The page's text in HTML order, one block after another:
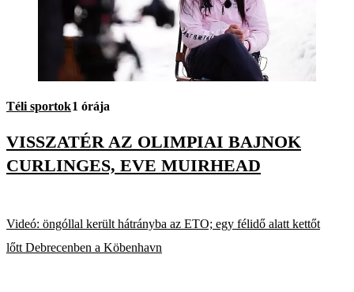
Téli sportok1 órája
VISSZATÉR AZ OLIMPIAI BAJNOK
CURLINGES, EVE MUIRHEAD
Videó: öngóllal került hátrányba az ETO; egy félidő alatt kettőt
lőtt Debrecenben a Köbenhavn